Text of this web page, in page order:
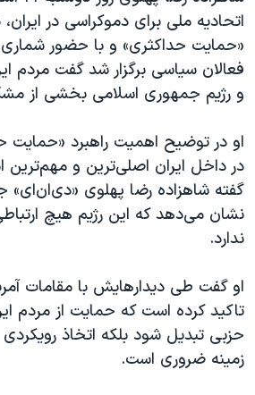
اسرائیل در جنگ
نرگس محمدی برنده جایزه نوبل صلح
همایش محافظه‌کاران آمریکا «سی‌پک»
سفر پرزیدنت ترامپ به چین
اتحادیه ملی برای دموکراسی در
«حمایت حداکثری» و با حضور
فعالان سیاسی برگزار شد گفت مردم
و رژیم جمهوری اسلامی بخشی از
او در توضیح اهمیت راهبرد «حمایت
در داخل ایران اصلی‌ترین و مهم‌ترین
گفته شاهزاده رضا پهلوی «دی‌ان‌ای»
نشان می‌دهد که این رژیم هیچ
ندارد.
او گفت طی دیدارهایش با مقامات
تاکید کرده است که حمایت از مردم
حزبی تبدیل شود بلکه اتخاذ رویکردی
زمینه ضروری است.